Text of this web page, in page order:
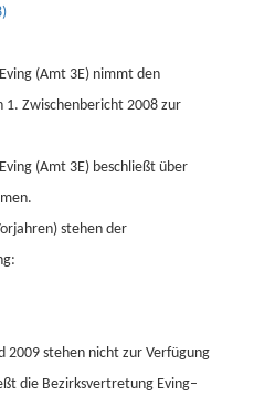
(Amt 3E) nimmt den
1. Zwischenbericht 2008 zur
(Amt 3E) beschließt über
stehen der
2009 stehen nicht zur Verfügung
die Bezirksvertretung Eving–